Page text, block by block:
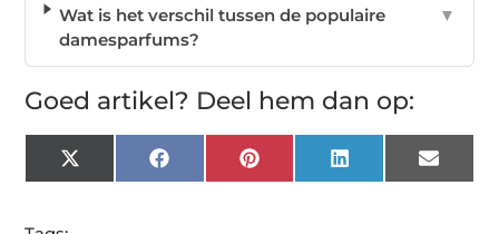
Wat is het verschil tussen de populaire
damesparfums?
▼
Goed artikel? Deel hem dan op:
X
(Twitter)
FacebookPinterest LinkedIn Email